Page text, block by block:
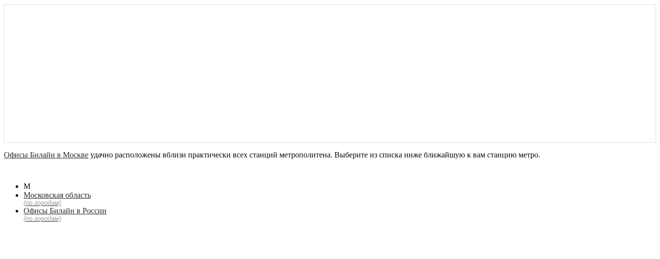
Офисы Билайн в Москве удачно расположены вблизи практически всех станций метрополитена. Выберите из списка ниже ближайшую к вам станцию метро.
М
Московская область
(по городам)
Офисы Билайн в России
(по городам)